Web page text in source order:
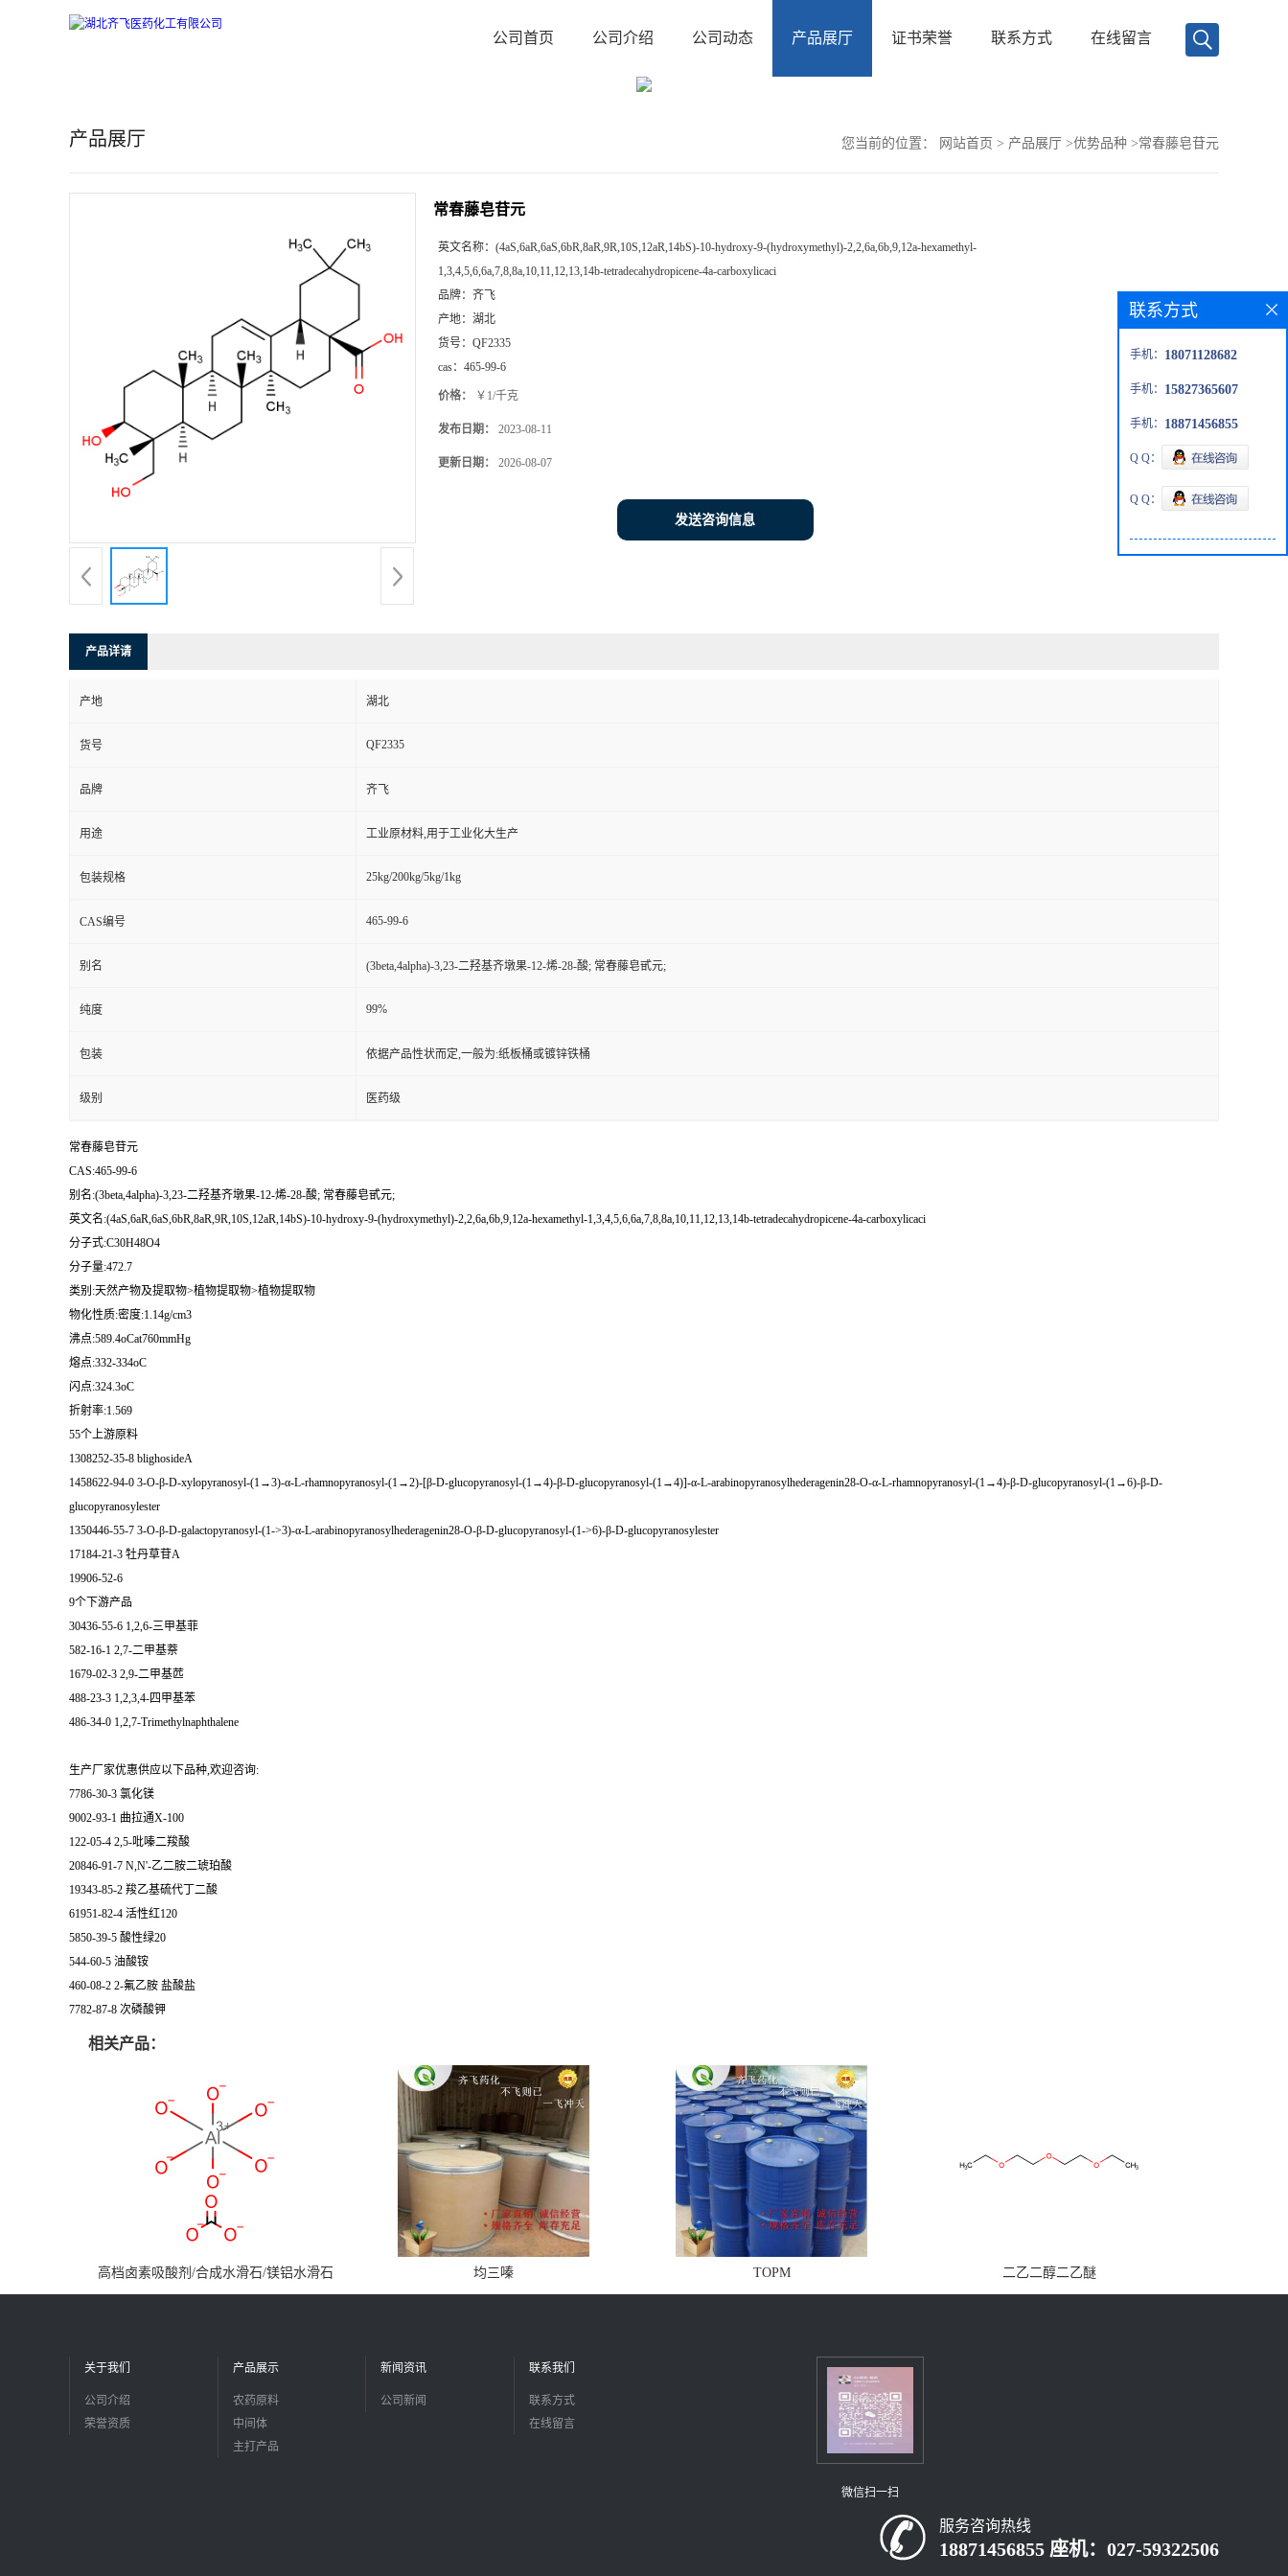
公司首页 公司介绍 公司动态 产品展厅 证书荣誉 联系方式 在线留言
产品展厅 您当前的位置： 网站首页 > 产品展厅 >优势品种 >常春藤皂苷元
常春藤皂苷元
英文名称： (4aS,6aR,6aS,6bR,8aR,9R,10S,12aR,14bS)-10-hydroxy-9-(hydroxymethyl)-2,2,6a,6b,9,12a-hexamethyl-
1,3,4,5,6,6a,7,8,8a,10,11,12,13,14b-tetradecahydropicene-4a-carboxylicaci
品牌： 齐飞
产地： 湖北
货号： QF2335
cas： 465-99-6
价格： ￥1/千克
发布日期： 2023-08-11
更新日期： 2026-08-07
发送咨询信息
产品详请
产地 湖北
货号 QF2335
品牌 齐飞
用途 工业原材料,用于工业化大生产
包装规格 25kg/200kg/5kg/1kg
CAS编号 465-99-6
别名 (3beta,4alpha)-3,23-二羟基齐墩果-12-烯-28-酸; 常春藤皂甙元;
纯度 99%
包装 依据产品性状而定,一般为:纸板桶或镀锌铁桶
级别 医药级
常春藤皂苷元
CAS:465-99-6
别名:(3beta,4alpha)-3,23-二羟基齐墩果-12-烯-28-酸; 常春藤皂甙元;
英文名:(4aS,6aR,6aS,6bR,8aR,9R,10S,12aR,14bS)-10-hydroxy-9-(hydroxymethyl)-2,2,6a,6b,9,12a-hexamethyl-1,3,4,5,6,6a,7,8,8a,10,11,12,13,14b-tetradecahydropicene-4a-carboxylicaci
分子式:C30H48O4
分子量:472.7
类别:天然产物及提取物>植物提取物>植物提取物
物化性质:密度:1.14g/cm3
沸点:589.4oCat760mmHg
熔点:332-334oC
闪点:324.3oC
折射率:1.569
55个上游原料
1308252-35-8 blighosideA
1458622-94-0 3-O-β-D-xylopyranosyl-(1→3)-α-L-rhamnopyranosyl-(1→2)-[β-D-glucopyranosyl-(1→4)-β-D-glucopyranosyl-(1→4)]-α-L-arabinopyranosylhederagenin28-O-α-L-rhamnopyranosyl-(1→4)-β-D-glucopyranosyl-(1→6)-β-D-
glucopyranosylester
1350446-55-7 3-O-β-D-galactopyranosyl-(1->3)-α-L-arabinopyranosylhederagenin28-O-β-D-glucopyranosyl-(1->6)-β-D-glucopyranosylester
17184-21-3 牡丹草苷A
19906-52-6
9个下游产品
30436-55-6 1,2,6-三甲基菲
582-16-1 2,7-二甲基萘
1679-02-3 2,9-二甲基苉
488-23-3 1,2,3,4-四甲基苯
486-34-0 1,2,7-Trimethylnaphthalene
生产厂家优惠供应以下品种,欢迎咨询:
7786-30-3 氯化镁
9002-93-1 曲拉通X-100
122-05-4 2,5-吡嗪二羧酸
20846-91-7 N,N'-乙二胺二琥珀酸
19343-85-2 羧乙基硫代丁二酸
61951-82-4 活性红120
5850-39-5 酸性绿20
544-60-5 油酸铵
460-08-2 2-氟乙胺 盐酸盐
7782-87-8 次磷酸钾
相关产品：
高档卤素吸酸剂/合成水滑石/镁铝水滑石 均三嗪 TOPM 二乙二醇二乙醚
联系方式
手机： 18071128682
手机： 15827365607
手机： 18871456855
Q Q：
Q Q：
关于我们
公司介绍
荣誉资质
产品展示
农药原料
中间体
主打产品
新闻资讯
公司新闻
联系我们
联系方式
在线留言
微信扫一扫
服务咨询热线
18871456855 座机：027-59322506